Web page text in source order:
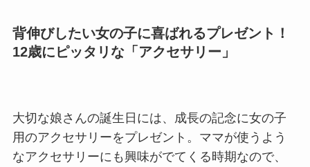
背伸びしたい女の子に喜ばれるプレゼント！
12歳にピッタリな「アクセサリー」
大切な娘さんの誕生日には、成長の記念に女の子
用のアクセサリーをプレゼント。ママが使うよう
なアクセサリーにも興味がでてくる時期なので、